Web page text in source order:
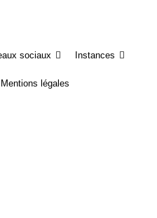
sociaux Instances
Mentions légales